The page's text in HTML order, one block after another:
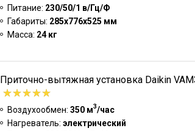
Питание: 230/50/1 в/Гц/Ф
Габариты: 285x776x525 мм
Масса: 24 кг
Приточно-вытяжная установка Daikin
Воздухообмен: 350 м3/час
Нагреватель: электрический